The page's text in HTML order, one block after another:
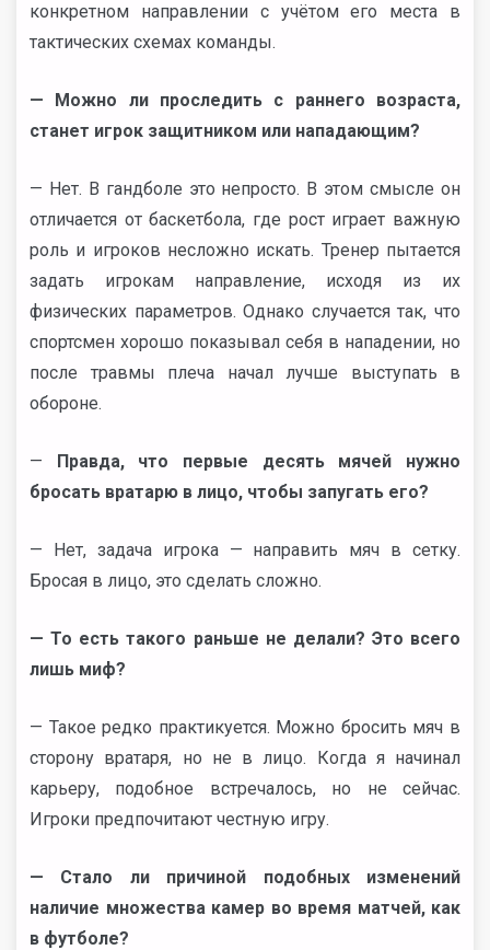
конкретном направлении с учётом его места в
тактических схемах команды.
— Можно ли проследить с раннего возраста,
станет игрок защитником или нападающим?
— Нет. В гандболе это непросто. В этом смысле он
отличается от баскетбола, где рост играет важную
роль и игроков несложно искать. Тренер пытается
задать игрокам направление, исходя из их
физических параметров. Однако случается так, что
спортсмен хорошо показывал себя в нападении, но
после травмы плеча начал лучше выступать в
обороне.
— Правда, что первые десять мячей нужно
бросать вратарю в лицо, чтобы запугать его?
— Нет, задача игрока — направить мяч в сетку.
Бросая в лицо, это сделать сложно.
— То есть такого раньше не делали? Это всего
лишь миф?
— Такое редко практикуется. Можно бросить мяч в
сторону вратаря, но не в лицо. Когда я начинал
карьеру, подобное встречалось, но не сейчас.
Игроки предпочитают честную игру.
— Стало ли причиной подобных изменений
наличие множества камер во время матчей, как
в футболе?